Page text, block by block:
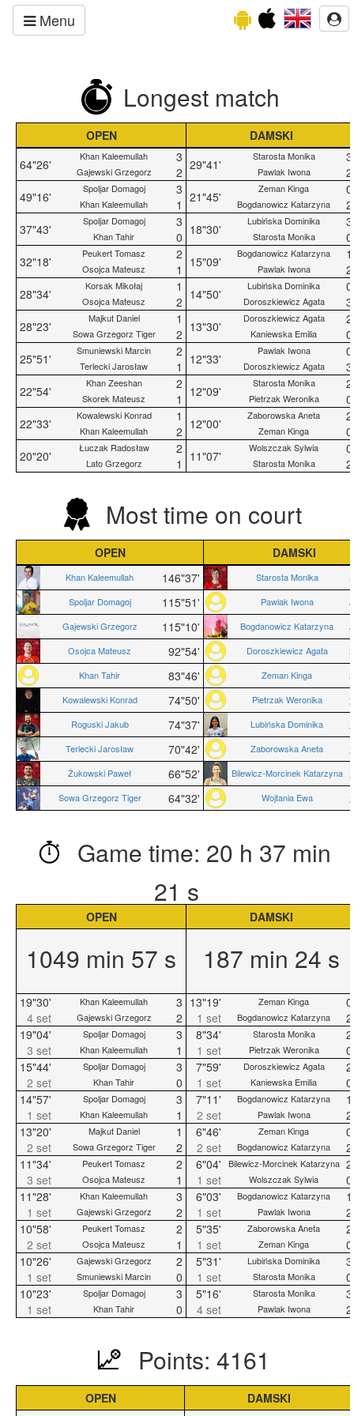
Menu
Longest match
OPEN
DAMSKI
64"26'
Khan Kaleemullah 3
Gajewski Grzegorz
2
49"16'
Spoljar Domagoj 3
Khan Kaleemullah
1
37"43'
Spoljar Domagoj 3
Khan Tahir
0
32"18'
Peukert Tomasz 2
Osojca Mateusz
1
28"34'
Korsak Mikołaj 1
Osojca Mateusz
2
28"23'
Majkut Daniel 1
Sowa Grzegorz Tiger
2
25"51'
Smuniewski Marcin 2
Terlecki Jarosław
1
22"54'
Khan Zeeshan 2
Skorek Mateusz
1
22"33'
Kowalewski Konrad 1
Khan Kaleemullah
2
20"20'
Łuczak Radosław 2
Lato Grzegorz 1
29"41'
Starosta Monika 3
Pawlak Iwona
2
21"45'
Zeman Kinga 0
Bogdanowicz Katarzyna
2
18"30'
Lubińska Dominika 3
Starosta Monika
0
15"09'
Bogdanowicz Katarzyna 1
Pawlak Iwona
2
14"50'
Lubińska Dominika 0
Doroszkiewicz Agata
3
13"30'
Doroszkiewicz Agata 2
Kaniewska Emilia
0
12"33'
Pawlak Iwona 0
Doroszkiewicz Agata
3
12"09'
Starosta Monika 2
Pietrzak Weronika
0
12"00'
Zaborowska Aneta 2
Zeman Kinga
0
11"07'
Wolszczak Sylwia 0
Starosta Monika 2
Most time on court
OPEN DAMSKI
Khan Kaleemullah 146"37'
Spoljar Domagoj 115"51'
Gajewski Grzegorz 115"10'
Osojca Mateusz 92"54'
Khan Tahir 83"46'
Kowalewski Konrad 74"50'
Roguski Jakub 74"37'
Terlecki Jarosław 70"42'
Żukowski Paweł 66"52'
Sowa Grzegorz Tiger 64"32'
Starosta Monika
Pawlak Iwona
Bogdanowicz Katarzyna
Doroszkiewicz Agata
Zeman Kinga
Pietrzak Weronika
Lubińska Dominika
Zaborowska Aneta
Bilewicz-Morcinek Katarzyna
Wojtania Ewa
Game time: 20 h 37 min
21 s
OPEN DAMSKI
1049 min 57 s
19"30'
4 set
Khan Kaleemullah 3
Gajewski Grzegorz
2
19"04'
3 set
Spoljar Domagoj 3
Khan Kaleemullah
1
15"44'
2 set
Spoljar Domagoj 3
Khan Tahir
0
14"57'
1 set
Spoljar Domagoj 3
Khan Kaleemullah
1
13"20'
2 set
Majkut Daniel 1
Sowa Grzegorz Tiger
2
11"34'
3 set
Peukert Tomasz 2
Osojca Mateusz
1
11"28'
1 set
Khan Kaleemullah 3
Gajewski Grzegorz
2
10"58'
2 set
Peukert Tomasz 2
Osojca Mateusz
1
10"26'
1 set
Gajewski Grzegorz 2
Smuniewski Marcin
0
10"23'
1 set
Spoljar Domagoj 3
Khan Tahir 0
187 min 24 s
13"19'
1 set
Zeman Kinga 0
Bogdanowicz Katarzyna
2
8"34'
1 set
Starosta Monika 2
Pietrzak Weronika
0
7"59'
1 set
Doroszkiewicz Agata 2
Kaniewska Emilia
0
7"11'
2 set
Bogdanowicz Katarzyna 1
Pawlak Iwona
2
6"46'
2 set
Zeman Kinga 0
Bogdanowicz Katarzyna
2
6"04'
1 set
Bilewicz-Morcinek Katarzyna 2
Wolszczak Sylwia
0
6"03'
1 set
Bogdanowicz Katarzyna 1
Pawlak Iwona
2
5"35'
1 set
Zaborowska Aneta 2
Zeman Kinga
0
5"31'
1 set
Lubińska Dominika 3
Starosta Monika
0
5"16'
4 set
Starosta Monika 3
Pawlak Iwona 2
Points: 4161
OPEN DAMSKI